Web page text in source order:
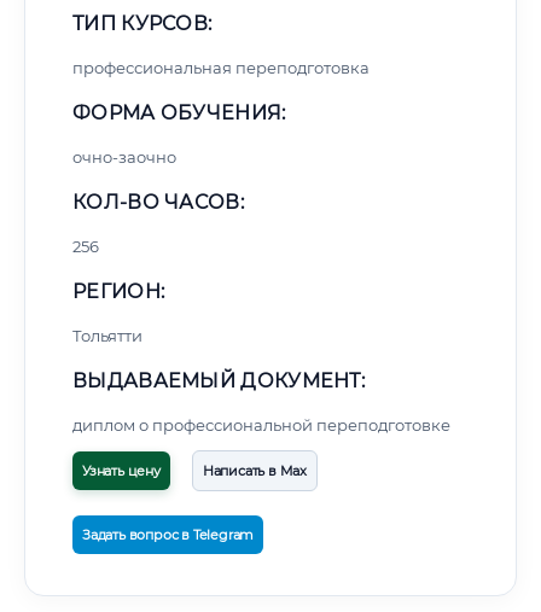
ТИП КУРСОВ:
профессиональная переподготовка
ФОРМА ОБУЧЕНИЯ:
очно-заочно
КОЛ-ВО ЧАСОВ:
256
РЕГИОН:
Тольятти
ВЫДАВАЕМЫЙ ДОКУМЕНТ:
диплом о профессиональной переподготовке
Узнать цену Написать в Max
Задать вопрос в Telegram